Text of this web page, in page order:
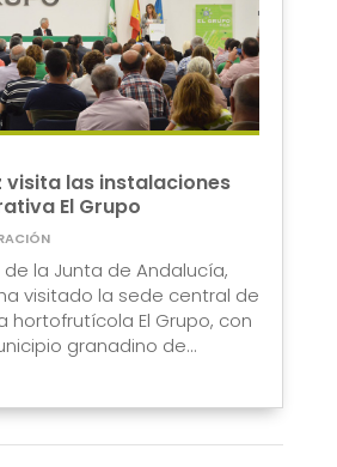
visita las instalaciones
El Grupo
la Junta de Andalucía,
visitado la sede central de
hortofrutícola El Grupo, con
granadino de...